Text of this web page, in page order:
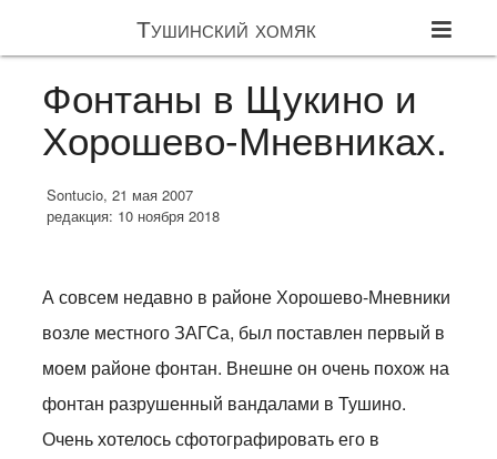
Тушинский хомяк
Фонтаны в Щукино и
Хорошево-Мневниках.
Sontucio, 21 мая 2007
редакция: 10 ноября 2018
А совсем недавно в районе Хорошево-Мневники
возле местного ЗАГСа, был поставлен первый в
моем районе фонтан. Внешне он очень похож на
фонтан разрушенный вандалами в Тушино.
Очень хотелось сфотографировать его в